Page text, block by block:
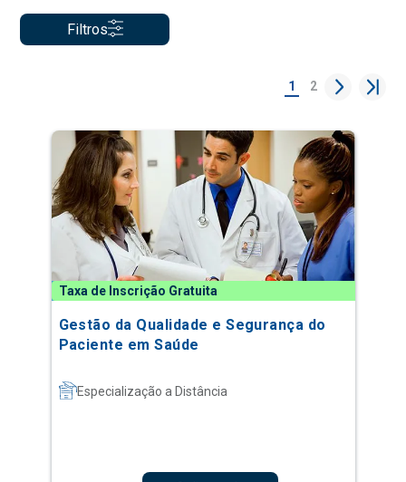
Filtros
1 2
Taxa de Inscrição Gratuita
Gestão da Qualidade e Segurança do
Paciente em Saúde
Especialização a Distância